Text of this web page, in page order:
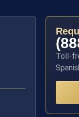
Toll-